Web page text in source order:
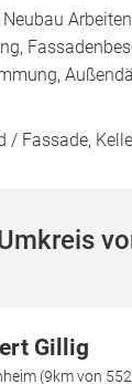
/ Fassade,
Gillig
(9km von